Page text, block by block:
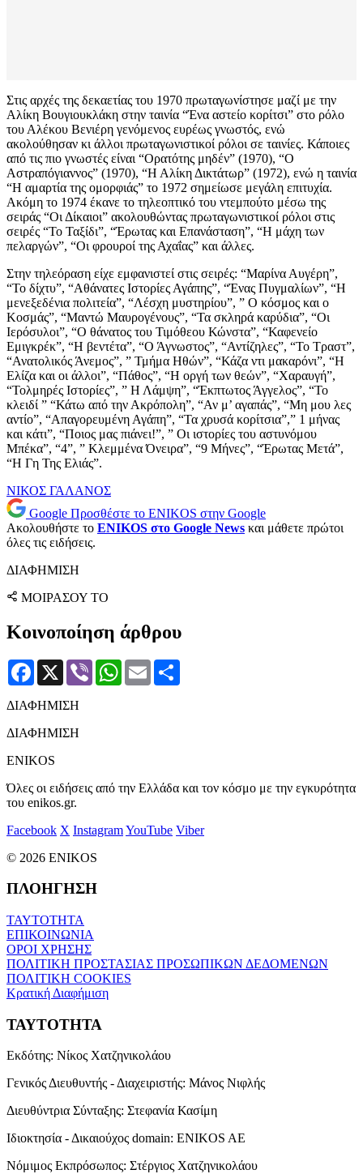
Στις αρχές της δεκαετίας του 1970 πρωταγωνίστησε μαζί με την
Αλίκη Βουγιουκλάκη στην ταινία “Ένα αστείο κορίτσι” στο ρόλο
του Αλέκου Βενιέρη γενόμενος ευρέως γνωστός, ενώ
ακολούθησαν κι άλλοι πρωταγωνιστικοί ρόλοι σε ταινίες. Κάποιες
από τις πιο γνωστές είναι “Ορατότης μηδέν” (1970), “Ο
Αστραπόγιαννος” (1970), “Η Αλίκη Δικτάτωρ” (1972), ενώ η ταινία
“Η αμαρτία της ομορφιάς” το 1972 σημείωσε μεγάλη επιτυχία.
Ακόμη το 1974 έκανε το τηλεοπτικό του ντεμπούτο μέσω της
σειράς “Οι Δίκαιοι” ακολουθώντας πρωταγωνιστικοί ρόλοι στις
σειρές “Το Ταξίδι”, “Έρωτας και Επανάσταση”, “Η μάχη των
πελαργών”, “Οι φρουροί της Αχαΐας” και άλλες.
Στην τηλεόραση είχε εμφανιστεί στις σειρές: “Μαρίνα Αυγέρη”,
“Το δίχτυ”, “Αθάνατες Ιστορίες Αγάπης”, “Ένας Πυγμαλίων”, “Η
μενεξεδένια πολιτεία”, “Λέσχη μυστηρίου”, ” Ο κόσμος και ο
Κοσμάς”, “Μαντώ Μαυρογένους”, “Τα σκληρά καρύδια”, “Οι
Ιερόσυλοι”, “Ο θάνατος του Τιμόθεου Κώνστα”, “Καφενείο
Εμιγκρέκ”, “Η βεντέτα”, “Ο Άγνωστος”, “Αντίζηλες”, “Το Τραστ”,
“Ανατολικός Άνεμος”, ” Τμήμα Ηθών”, “Κάζα ντι μακαρόνι”, “Η
Ελίζα και οι άλλοι”, “Πάθος”, “Η οργή των θεών”, “Χαραυγή”,
“Τολμηρές Ιστορίες”, ” Η Λάμψη”, “Έκπτωτος Άγγελος”, “Το
κλειδί ” “Κάτω από την Ακρόπολη”, “Αν μ’ αγαπάς”, “Μη μου λες
αντίο”, “Απαγορευμένη Αγάπη”, “Τα χρυσά κορίτσια”,” 1 μήνας
και κάτι”, “Ποιος μας πιάνει!”, ” Οι ιστορίες του αστυνόμου
Μπέκα”, “4”, ” Κλεμμένα Όνειρα”, “9 Μήνες”, “Έρωτας Μετά”,
“Η Γη Της Ελιάς”.
ΝΙΚΟΣ ΓΑΛΑΝΟΣ
Google Προσθέστε το ENIKOS στην Google
Ακολουθήστε το ENIKOS στο Google News και μάθετε πρώτοι
όλες τις ειδήσεις.
ΔΙΑΦΗΜΙΣΗ
ΜΟΙΡΑΣΟΥ ΤΟ
Κοινοποίηση άρθρου
Facebook
X Viber WhatsApp
Email
ΔΙΑΦΗΜΙΣΗ
ΔΙΑΦΗΜΙΣΗ
ENIKOS
Όλες οι ειδήσεις από την Ελλάδα και τον κόσμο με την εγκυρότητα
του enikos.gr.
Facebook X InstagramYouTube Viber
© 2026 ENIKOS
ΠΛΟΗΓΗΣΗ
ΤΑΥΤΟΤΗΤΑ
ΕΠΙΚΟΙΝΩΝΙΑ
ΟΡΟΙ ΧΡΗΣΗΣ
ΠΟΛΙΤΙΚΗ ΠΡΟΣΤΑΣΙΑΣ ΠΡΟΣΩΠΙΚΩΝ ΔΕΔΟΜΕΝΩΝ
ΠΟΛΙΤΙΚΗ COOKIES
Κρατική Διαφήμιση
ΤΑΥΤΟΤΗΤΑ
Εκδότης: Νίκος Χατζηνικολάου
Γενικός Διευθυντής - Διαχειριστής: Μάνος Νιφλής
Διευθύντρια Σύνταξης: Στεφανία Κασίμη
Ιδιοκτησία - Δικαιούχος domain: ENIKOS AE
Νόμιμος Εκπρόσωπος: Στέργιος Χατζηνικολάου